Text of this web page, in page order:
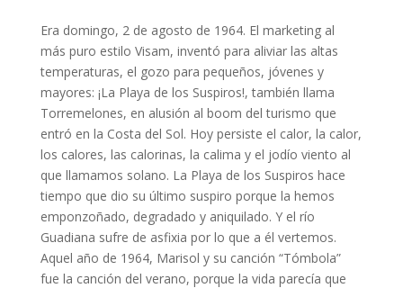
Era domingo, 2 de agosto de 1964. El marketing al
más puro estilo Visam, inventó para aliviar las altas
temperaturas, el gozo para pequeños, jóvenes y
mayores: ¡La Playa de los Suspiros!, también llama
Torremelones, en alusión al boom del turismo que
entró en la Costa del Sol. Hoy persiste el calor, la calor,
los calores, las calorinas, la calima y el jodío viento al
que llamamos solano. La Playa de los Suspiros hace
tiempo que dio su último suspiro porque la hemos
emponzoñado, degradado y aniquilado. Y el río
Guadiana sufre de asfixia por lo que a él vertemos.
Aquel año de 1964, Marisol y su canción “Tómbola”
fue la canción del verano, porque la vida parecía que